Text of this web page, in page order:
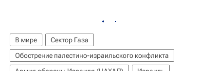
В мире
Сектор Газа
Обострение палестино-израильского конфликта